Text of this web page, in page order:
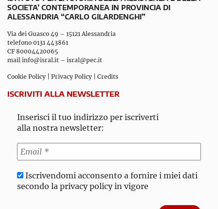
SOCIETA’ CONTEMPORANEA IN PROVINCIA DI
ALESSANDRIA “CARLO GILARDENGHI”
Via dei Guasco 49 – 15121 Alessandria
telefono 0131 443861
CF 80004420065
mail info@isral.it – isral@pec.it
Cookie Policy Privacy Policy Credits
ISCRIVITI ALLA NEWSLETTER
Inserisci il tuo indirizzo per iscriverti
alla nostra newsletter:
Iscrivendomi acconsento a fornire i miei dati
secondo la privacy policy in vigore